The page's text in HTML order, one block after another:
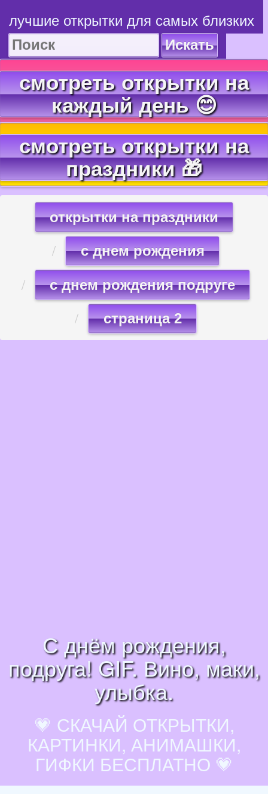
лучшие открытки для самых близких
Искать
смотреть открытки на
каждый день 😊
смотреть открытки на
праздники 🎁
открытки на праздники
с днем рождения
с днем рождения подруге
страница 2
С днём рождения,
подруга! GIF. Вино, маки,
улыбка.
💗 СКАЧАЙ ОТКРЫТКИ,
КАРТИНКИ, АНИМАШКИ,
ГИФКИ БЕСПЛАТНО 💗